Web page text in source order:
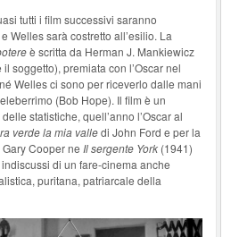
tutti i film successivi saranno
Welles sarà costretto all’esilio. La
è scritta da Herman J. Mankiewicz
soggetto), premiata con l’Oscar nel
Welles ci sono per riceverlo dalle mani
(Bob Hope). Il film è un
statistiche, quell’anno l’Oscar al
verde la mia valledi John Ford e per la
Cooper ne Il sergente York (1941)
di un fare-cinema anche
puritana, patriarcale della